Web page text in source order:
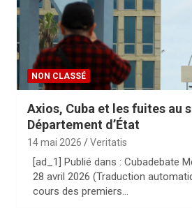
NON CLASSÉ
Axios, Cuba et les fuites au
Département d’État
14 mai 2026 Veritatis
[ad_1] Publié dans : Cubadebate
28 avril 2026 (Traduction
cours des premiers…